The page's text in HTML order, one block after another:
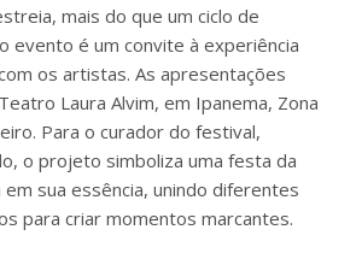
mais do que um ciclo de
evento é um convite à experiência
os artistas. As apresentações
Laura Alvim, em Ipanema, Zona
Para o curador do festival,
o projeto simboliza uma festa da
em sua essência, unindo diferentes
para criar momentos marcantes.